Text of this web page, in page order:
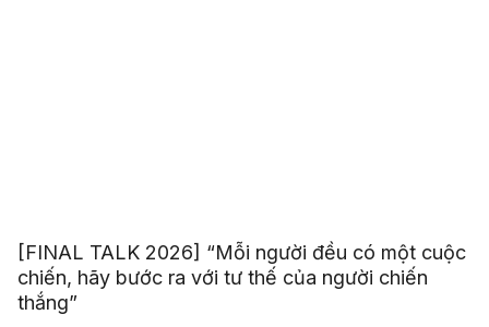
[FINAL TALK 2026] “Mỗi người đều có một cuộc
chiến, hãy bước ra với tư thế của người chiến
thắng”